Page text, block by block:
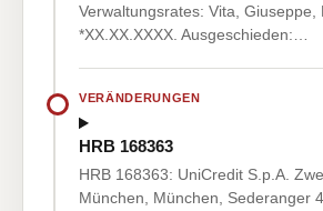
Verwaltungsrates: Vita, Giuseppe,
*XX.XX.XXXX. Ausgeschieden:…
VERÄNDERUNGEN
HRB 168363
HRB 168363: UniCredit S.p.A.
München, München, Sederanger